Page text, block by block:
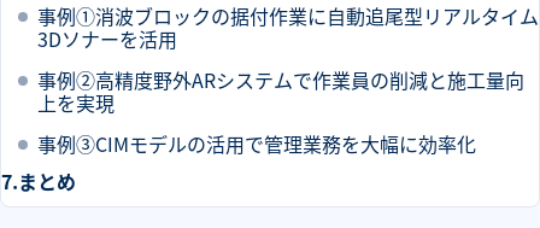
事例①消波ブロックの据付作業に自動追尾型リアルタイム
3Dソナーを活用
事例②高精度野外ARシステムで作業員の削減と施工量向
上を実現
事例③CIMモデルの活用で管理業務を大幅に効率化
まとめ